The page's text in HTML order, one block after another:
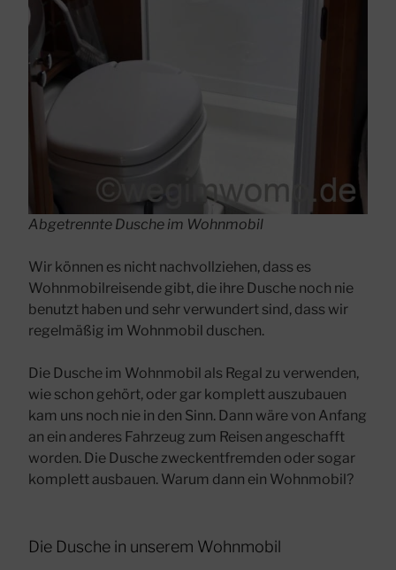
Abgetrennte Dusche im Wohnmobil
Wir können es nicht nachvollziehen, dass es
Wohnmobilreisende gibt, die ihre Dusche noch nie
benutzt haben und sehr verwundert sind, dass wir
regelmäßig im Wohnmobil duschen.
Die Dusche im Wohnmobil als Regal zu verwenden,
wie schon gehört, oder gar komplett auszubauen
kam uns noch nie in den Sinn. Dann wäre von Anfang
an ein anderes Fahrzeug zum Reisen angeschafft
worden. Die Dusche zweckentfremden oder sogar
komplett ausbauen. Warum dann ein Wohnmobil?
Die Dusche in unserem Wohnmobil